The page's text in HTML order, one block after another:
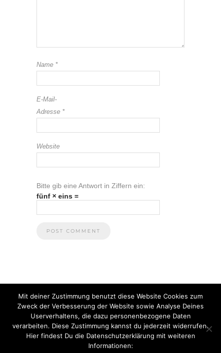
Name *
E-Mail-
Adresse *
Website
Bitte gib eine Antwort in Ziffern ein:
fünf × eins =
Mit deiner Zustimmung benutzt diese Website Cookies zum
Zweck der Verbesserung der Website sowie Analyse Deines
Userverhaltens, die dazu personenbezogene Daten
verarbeiten. Diese Zustimmung kannst du jederzeit widerrufen.
Hier findest Du die Datenschutzerklärung mit weiteren
Informationen: